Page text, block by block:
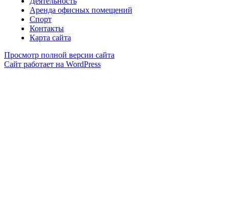
Аренда офисных помещений
Спорт
Контакты
Карта сайта
Просмотр полной версии сайта
Сайт работает на WordPress